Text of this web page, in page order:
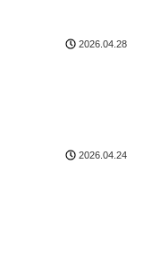
2026.04.28
2026.04.24